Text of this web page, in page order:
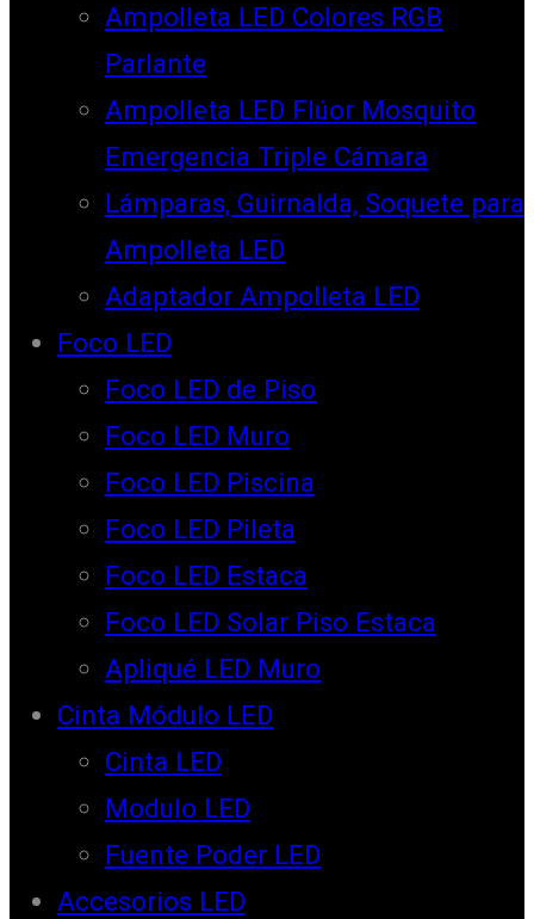
Ampolleta LED Colores RGB
Parlante
Ampolleta LED Flúor Mosquito
Emergencia Triple Cámara
Lámparas, Guirnalda, Soquete para
Ampolleta LED
Adaptador Ampolleta LED
Foco LED
Foco LED de Piso
Foco LED Muro
Foco LED Piscina
Foco LED Pileta
Foco LED Estaca
Foco LED Solar Piso Estaca
Apliqué LED Muro
Cinta Módulo LED
Cinta LED
Modulo LED
Fuente Poder LED
Accesorios LED